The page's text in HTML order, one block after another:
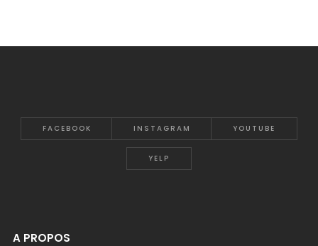
FACEBOOK INSTAGRAM YOUTUBE
YELP
A PROPOS